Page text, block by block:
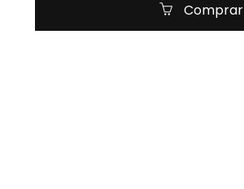
Comprar